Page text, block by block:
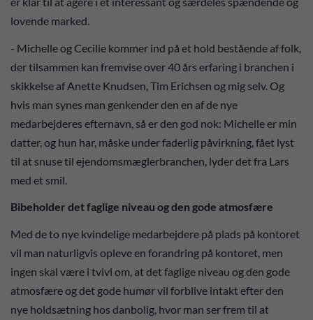
lovende marked.
- Michelle og Cecilie kommer ind på et hold bestående af folk,
der tilsammen kan fremvise over 40 års erfaring i branchen i
skikkelse af Anette Knudsen, Tim Erichsen og mig selv. Og
hvis man synes man genkender den en af de nye
medarbejderes efternavn, så er den god nok: Michelle er min
datter, og hun har, måske under faderlig påvirkning, fået lyst
til at snuse til ejendomsmæglerbranchen, lyder det fra Lars
med et smil.
Bibeholder det faglige niveau og den gode atmosfære
Med de to nye kvindelige medarbejdere på plads på kontoret
vil man naturligvis opleve en forandring på kontoret, men
ingen skal være i tvivl om, at det faglige niveau og den gode
atmosfære og det gode humør vil forblive intakt efter den
nye holdsætning hos danbolig, hvor man ser frem til at